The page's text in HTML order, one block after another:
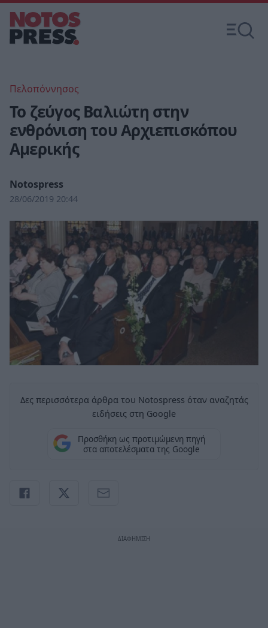
Πελοπόννησος
Το ζεύγος Βαλιώτη στην
ενθρόνιση του Αρχιεπισκόπου
Αμερικής
Notospress
28/06/2019 20:44
Δες περισσότερα άρθρα του Notospress όταν αναζητάς
ειδήσεις στη Google
Προσθήκη ως προτιμώμενη πηγή
στα αποτελέσματα της Google